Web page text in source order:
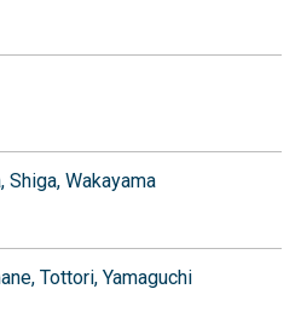
Shiga Wakayama
Tottori Yamaguchi